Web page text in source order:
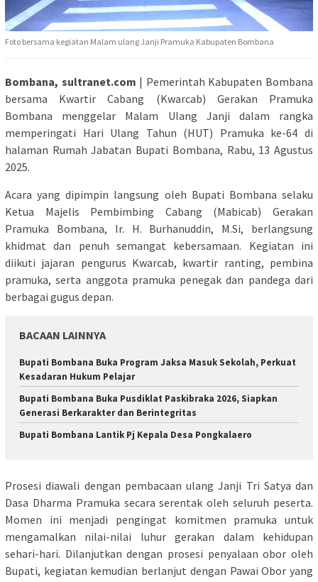
Foto bersama kegiatan Malam ulang Janji Pramuka Kabupaten Bombana
Bombana, sultranet.com | Pemerintah Kabupaten Bombana
bersama Kwartir Cabang (Kwarcab) Gerakan Pramuka
Bombana menggelar Malam Ulang Janji dalam rangka
memperingati Hari Ulang Tahun (HUT) Pramuka ke-64 di
halaman Rumah Jabatan Bupati Bombana, Rabu, 13 Agustus
2025.
Acara yang dipimpin langsung oleh Bupati Bombana selaku
Ketua Majelis Pembimbing Cabang (Mabicab) Gerakan
Pramuka Bombana, Ir. H. Burhanuddin, M.Si, berlangsung
khidmat dan penuh semangat kebersamaan. Kegiatan ini
diikuti jajaran pengurus Kwarcab, kwartir ranting, pembina
pramuka, serta anggota pramuka penegak dan pandega dari
berbagai gugus depan.
BACAAN LAINNYA
Bupati Bombana Buka Program Jaksa Masuk Sekolah, Perkuat
Kesadaran Hukum Pelajar
Bupati Bombana Buka Pusdiklat Paskibraka 2026, Siapkan
Generasi Berkarakter dan Berintegritas
Bupati Bombana Lantik Pj Kepala Desa Pongkalaero
Prosesi diawali dengan pembacaan ulang Janji Tri Satya dan
Dasa Dharma Pramuka secara serentak oleh seluruh peserta.
Momen ini menjadi pengingat komitmen pramuka untuk
mengamalkan nilai-nilai luhur gerakan dalam kehidupan
sehari-hari. Dilanjutkan dengan prosesi penyalaan obor oleh
Bupati, kegiatan kemudian berlanjut dengan Pawai Obor yang